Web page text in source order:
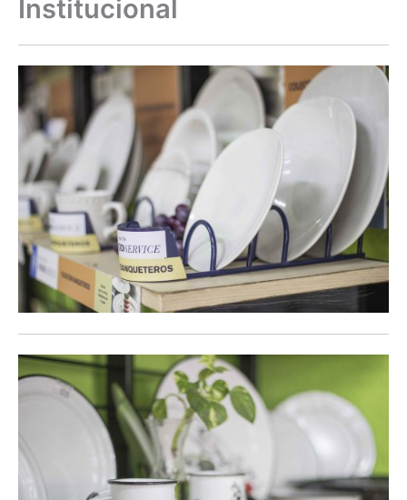
Institucional